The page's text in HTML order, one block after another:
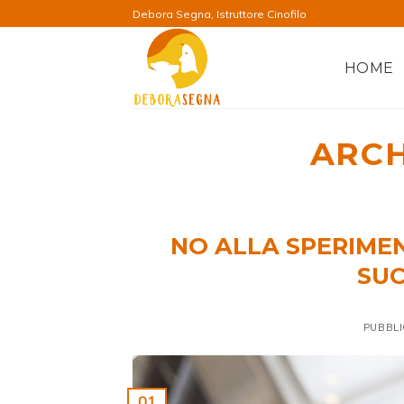
ai
Debora Segna, Istruttore Cinofilo
HOME
NO ALLA